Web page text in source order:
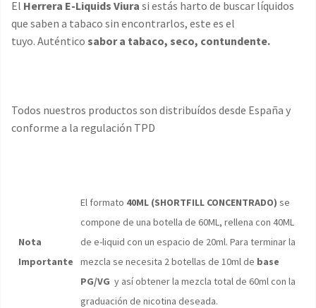
El Herrera E-Liquids Viura si estás harto de buscar líquidos
que saben a tabaco sin encontrarlos, este es el
tuyo. Auténtico sabor a tabaco, seco, contundente.
Todos nuestros productos son distribuídos desde España y
conforme a la regulación TPD
Nota
Importante
El formato 40ML (SHORTFILL CONCENTRADO) se
compone de una botella de 60ML, rellena con 40ML
de e-liquid con un espacio de 20ml. Para terminar la
mezcla se necesita 2 botellas de 10ml de base
PG/VG y así obtener la mezcla total de 60ml con la
graduación de nicotina deseada.